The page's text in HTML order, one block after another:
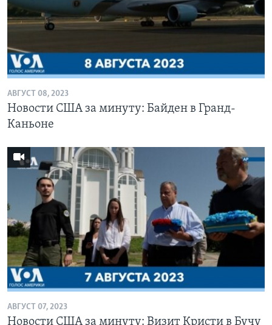
АВГУСТ 08, 2023
Новости США за минуту: Байден в Гранд-
Каньоне
АВГУСТ 07, 2023
Новости США за минуту: Визит Кристи в Бучу